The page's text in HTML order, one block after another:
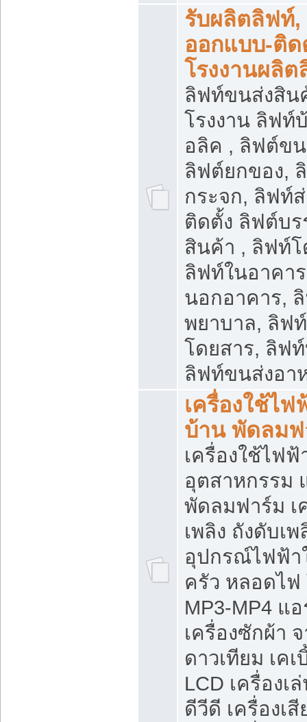
รับผลิตลิฟท์,
ออกแบบ-ติ
โรงงานผลิ
ลิฟท์ขนส่งสิน
โรงงาน ลิฟท์
อลิค , ลิฟต์ข
ลิฟต์ยกของ,
กระจก, ลิฟท์
ติดตั้ง ลิฟต์บร
สินค้า , ลิฟท์โ
ลิฟท์ในอาคา
นอกอาคาร,
พยาบาล, ลิฟท์
โดยสาร, ลิฟ
ลิฟท์ขนส่งอา
เครื่องใช้ไฟ
บ้าน พัดลมฟ
เครื่องใช้ไฟ
อุตสาหกรรม
พัดลมฟาร์ม เ
เพลิง ถังดับเพ
อุปกรณ์ไฟฟ้า
ครัว หลอดไฟ
MP3-MP4 แ
เครื่องซักผ้า
ดาวเทียม เคเ
LCD เครื่องเ
ดีวีดี เครื่องเ